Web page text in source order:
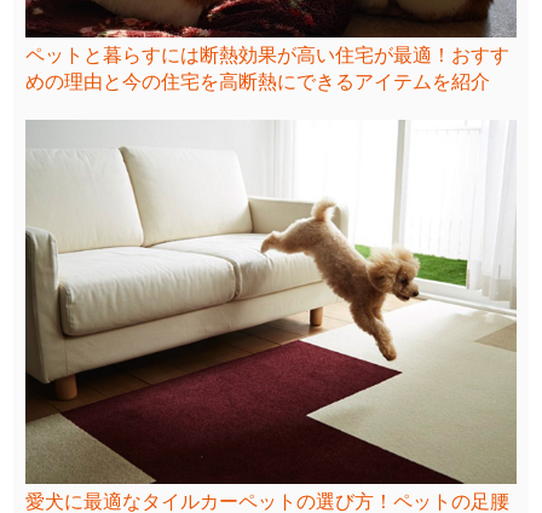
ペットと暮らすには断熱効果が高い住宅が最適！おすす
めの理由と今の住宅を高断熱にできるアイテムを紹介
愛犬に最適なタイルカーペットの選び方！ペットの足腰